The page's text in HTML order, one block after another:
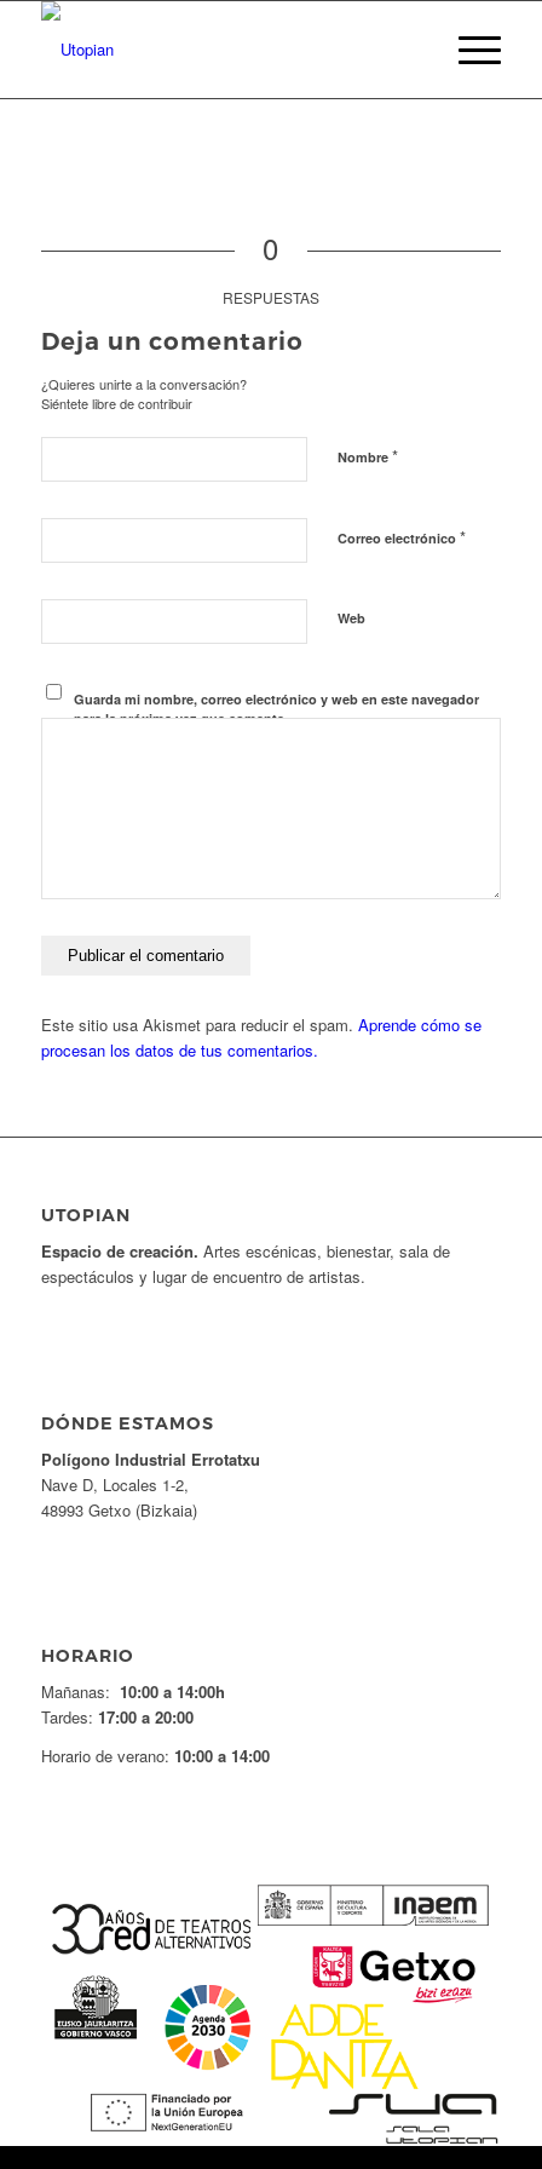
0
RESPUESTAS
Deja un comentario
¿Quieres unirte a la conversación?
Siéntete libre de contribuir
Nombre *
Correo electrónico *
Web
Guarda mi nombre, correo electrónico y web en este navegador
para la próxima vez que comente.
Este sitio usa Akismet para reducir el spam. Aprende cómo se
procesan los datos de tus comentarios.
UTOPIAN
Espacio de creación. Artes escénicas, bienestar, sala de
espectáculos y lugar de encuentro de artistas.
DÓNDE ESTAMOS
Polígono Industrial Errotatxu
Nave D, Locales 1-2,
48993 Getxo (Bizkaia)
HORARIO
Mañanas: 10:00 a 14:00h
Tardes: 17:00 a 20:00
Horario de verano: 10:00 a 14:00